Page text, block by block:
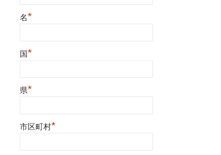
名*
国*
県*
市区町村*